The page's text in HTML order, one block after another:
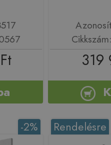
319
-2% Rendelésre